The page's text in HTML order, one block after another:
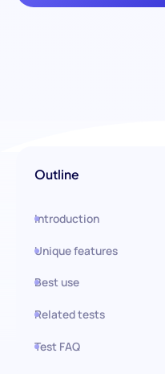
Outline
Introduction
Unique features
Best use
Related tests
Test FAQ